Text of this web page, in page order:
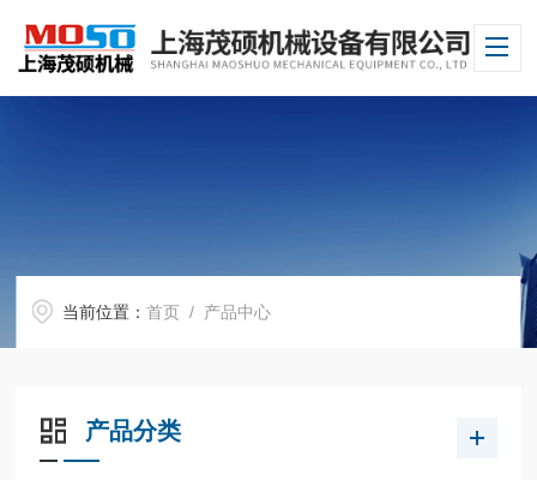
当前位置：首页 / 产品中心
产品分类